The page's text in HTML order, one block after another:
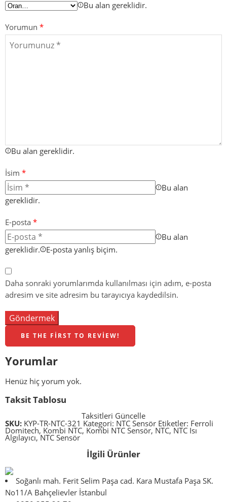
Bu alan gereklidir.
Yorumun *
Bu alan gereklidir.
İsim *
Bu alan
gereklidir.
E-posta *
Bu alan
gereklidir.
E-posta yanlış biçim.
Daha sonraki yorumlarımda kullanılması için adım, e-posta
adresim ve site adresim bu tarayıcıya kaydedilsin.
BE THE FIRST TO REVIEW!
Yorumlar
Henüz hiç yorum yok.
Taksit Tablosu
Taksitleri Güncelle
SKU: KYP-TR-NTC-321 Kategori: NTC Sensör Etiketler: Ferroli
Domitech, Kombi NTC, Kombi NTC Sensör, NTC, NTC Isı
Algılayıcı,NTC Sensör
İlgili Ürünler
Soğanlı mah. Ferit Selim Paşa cad. Kara Mustafa Paşa SK.
No11/A Bahçelievler İstanbul